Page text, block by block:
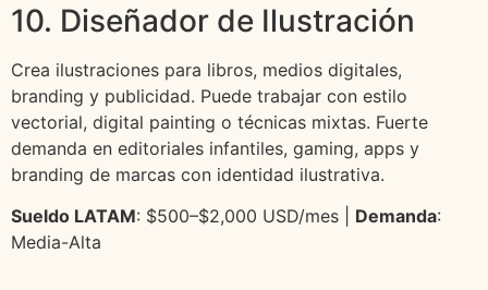
10. Diseñador de Ilustración
Crea ilustraciones para libros, medios digitales,
branding y publicidad. Puede trabajar con estilo
vectorial, digital painting o técnicas mixtas. Fuerte
demanda en editoriales infantiles, gaming, apps y
branding de marcas con identidad ilustrativa.
Sueldo LATAM: $500–$2,000 USD/mes | Demanda:
Media-Alta